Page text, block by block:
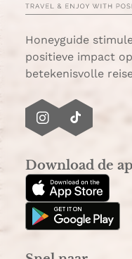
Honeyguide
positieve impact
betekenisvolle
I
t
a
g
T
T
o
k
Download de